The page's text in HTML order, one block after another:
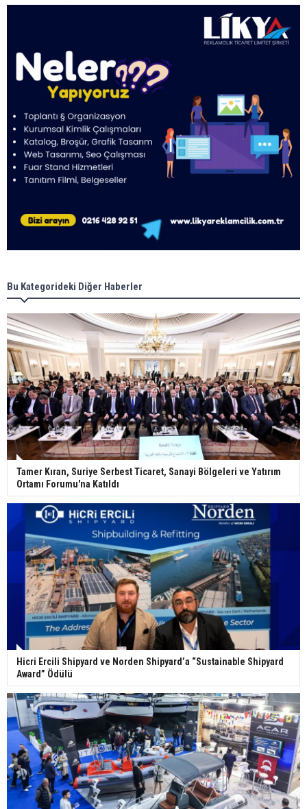
Bu Kategorideki Diğer Haberler
Tamer Kıran, Suriye Serbest Ticaret, Sanayi Bölgeleri ve Yatırım
Ortamı Forumu'na Katıldı
Hicri Ercili Shipyard ve Norden Shipyard’a “Sustainable Shipyard
Award” Ödülü